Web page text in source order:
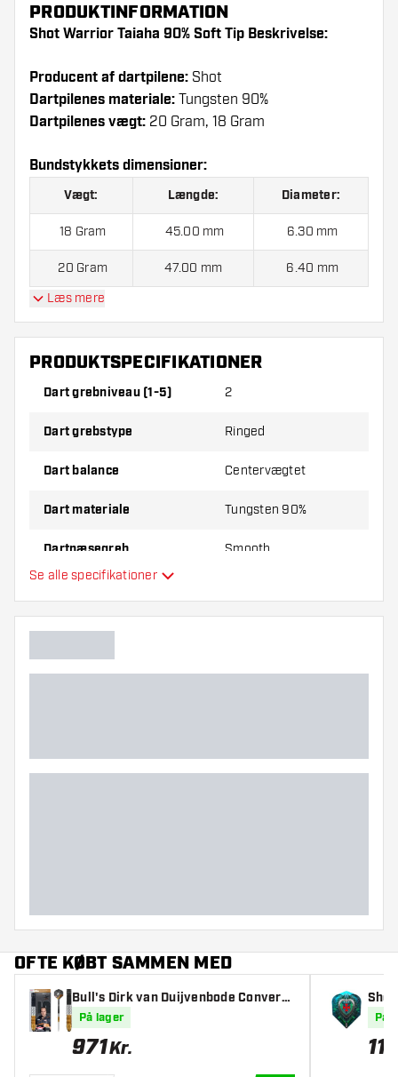
PRODUKTINFORMATION
Shot Warrior Taiaha 90% Soft Tip Beskrivelse:
Producent af dartpilene: Shot
Dartpilenes materiale: Tungsten 90%
Dartpilenes vægt: 20 Gram, 18 Gram
Bundstykkets dimensioner:
Vægt: Længde: Diameter:
18 Gram 45.00 mm 6.30 mm
20 Gram 47.00 mm 6.40 mm
Shot Warrior Taiaha 90% Soft Tip indeholder:3
Dartpile, 3 Flights og 3 Skafter.
Læs mere
PRODUKTSPECIFIKATIONER
Dart grebniveau (1-5) 2
Dart grebstype Ringed
Dart balance Centervægtet
Dart materiale Tungsten 90%
Dartnæsegreb Smooth
Dart farve
Se alle specifikationer
OFTE KØBT SAMMEN MED
Bull's Dirk van Duijvenbode Converti
ble Point 95% - Dartpile
På lager
971Kr.
Shot
-
På
11